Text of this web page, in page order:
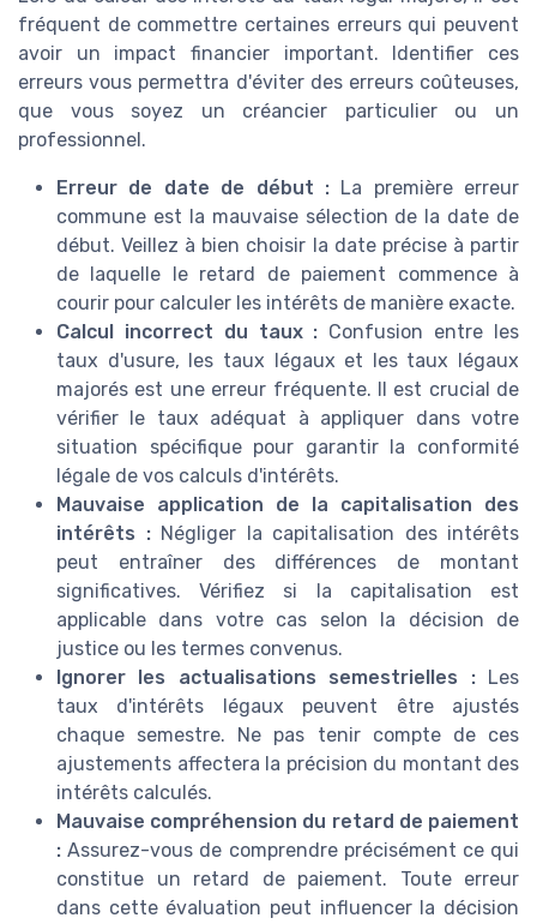
fréquent de commettre certaines erreurs qui peuvent
avoir un impact financier important. Identifier ces
erreurs vous permettra d'éviter des erreurs coûteuses,
que vous soyez un créancier particulier ou un
professionnel.
Erreur de date de début :La première erreur
commune est la mauvaise sélection de la date de
début. Veillez à bien choisir la date précise à partir
de laquelle le retard de paiement commence à
courir pour calculer les intérêts de manière exacte.
Calcul incorrect du taux : Confusion entre les
taux d'usure, les taux légaux et les taux légaux
majorés est une erreur fréquente. Il est crucial de
vérifier le taux adéquat à appliquer dans votre
situation spécifique pour garantir la conformité
légale de vos calculs d'intérêts.
Mauvaise application de la capitalisation des
intérêts :Négliger la capitalisation des intérêts
peut entraîner des différences de montant
significatives. Vérifiez si la capitalisation est
applicable dans votre cas selon la décision de
justice ou les termes convenus.
Ignorer les actualisations semestrielles :Les
taux d'intérêts légaux peuvent être ajustés
chaque semestre. Ne pas tenir compte de ces
ajustements affectera la précision du montant des
intérêts calculés.
Mauvaise compréhension du retard de paiement
: Assurez-vous de comprendre précisément ce qui
constitue un retard de paiement. Toute erreur
dans cette évaluation peut influencer la décision